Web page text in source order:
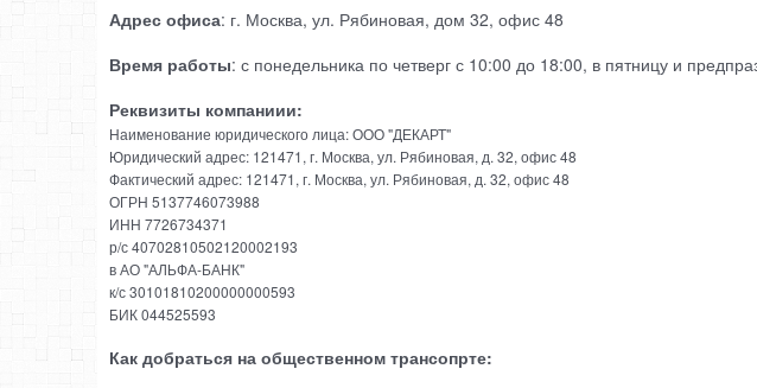
Адрес офиса: г. Москва, ул. Рябиновая, дом 32, офис 48
Время работы: с понедельника по четверг с 10:00 до 18:00, в пятницу и
Реквизиты компаниии:
Наименование юридического лица: ООО "ДЕКАРТ"
Юридический адрес: 121471, г. Москва, ул. Рябиновая, д. 32, офис 48
Фактический адрес: 121471, г. Москва, ул. Рябиновая, д. 32, офис 48
ОГРН 5137746073988
ИНН 7726734371
р/с 40702810502120002193
в АО "АЛЬФА-БАНК"
к/с 30101810200000000593
БИК 044525593
Как добраться на общественном трансопрте: